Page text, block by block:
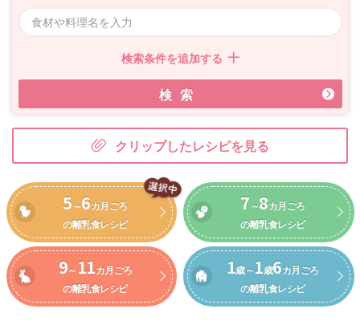
検索条件を追加する
検索
クリップしたレシピを見る
5～6カ月ごろ
の離乳食レシピ
7～8カ月ごろ
の離乳食レシピ
9～ 11カ月ごろ
の離乳食レシピ
1歳～1歳6カ月ごろ
の離乳食レシピ